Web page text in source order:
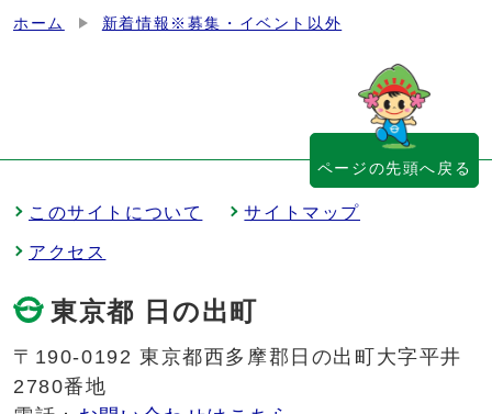
ホーム 新着情報※募集・イベント以外
このサイトについて サイトマップ
アクセス
東京都 日の出町
〒190-0192 東京都西多摩郡日の出町大字平井
2780番地
ページの先頭へ戻る